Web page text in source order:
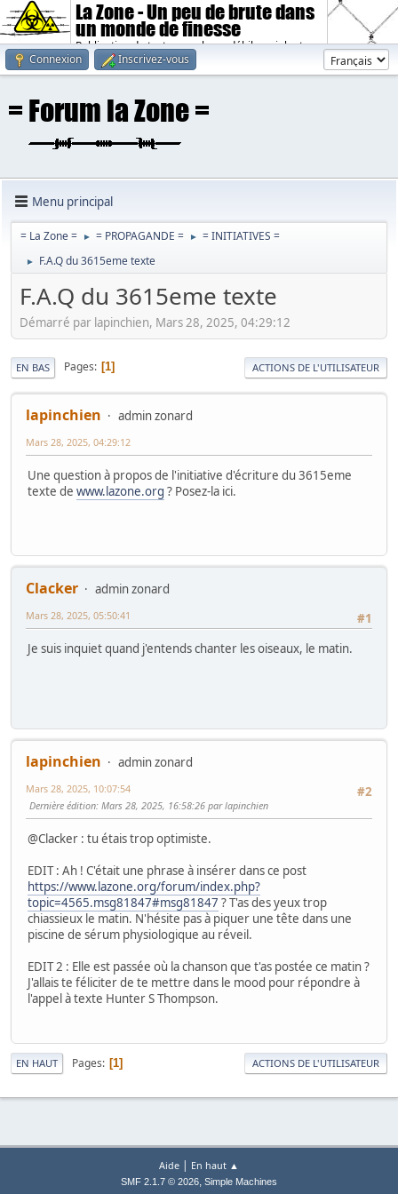
La Zone - Un peu de brute dans
un monde de finesse
Publication de textes sombres, débiles, violents.
Connexion
Inscrivez-vous
Menu principal
= La Zone = ► = PROPAGANDE = ► = INITIATIVES =
► F.A.Q du 3615eme texte
F.A.Q du 3615eme texte
Démarré par lapinchien, Mars 28, 2025, 04:29:12
EN BAS Pages 1 ACTIONS DE L'UTILISATEUR
lapinchien admin zonard
Mars 28, 2025, 04:29:12
Une question à propos de l'initiative d'écriture du 3615eme
texte de www.lazone.org ? Posez-la ici.
Clacker
admin zonard
#1
Mars 28, 2025, 05:50:41
Je suis inquiet quand j'entends chanter les oiseaux, le matin.
lapinchien
admin zonard
#2
Mars 28, 2025, 10:07:54
Dernière édition: Mars 28, 2025, 16:58:26 par lapinchien
@Clacker : tu étais trop optimiste.
EDIT : Ah ! C'était une phrase à insérer dans ce post
https://www.lazone.org/forum/index.php?
topic=4565.msg81847#msg81847 ? T'as des yeux trop
chiassieux le matin. N'hésite pas à piquer une tête dans une
piscine de sérum physiologique au réveil.
EDIT 2 : Elle est passée où la chanson que t'as postée ce matin ?
J'allais te féliciter de te mettre dans le mood pour répondre à
l'appel à texte Hunter S Thompson.
EN HAUT Pages 1 ACTIONS DE L'UTILISATEUR
Aide En haut ▲
SMF 2.1.7 © 2026, Simple Machines